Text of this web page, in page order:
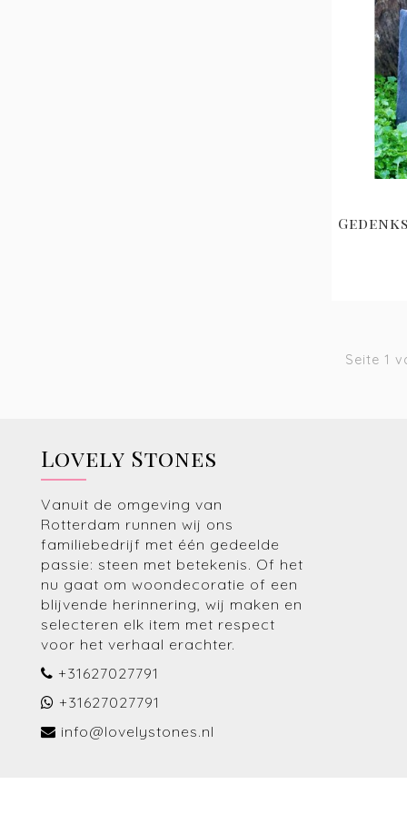
Seite 1
Lovely Stones
Vanuit de omgeving van
Rotterdam runnen wij ons
familiebedrijf met één gedeelde
passie: steen met betekenis. Of het
nu gaat om woondecoratie of een
blijvende herinnering, wij maken en
selecteren elk item met respect
voor het verhaal erachter.
+31627027791
+31627027791
info@lovelystones.nl